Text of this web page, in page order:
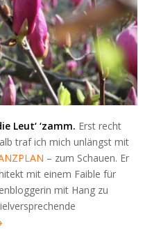
Leut‘ ‘zamm. Erst recht
traf ich mich unlängst mit
– zum Schauen. Er
mit einem Faible für
mit Hang zu